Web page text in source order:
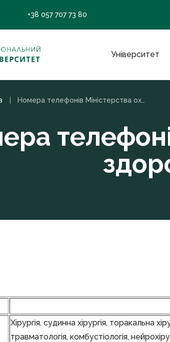
+38 057 707 73 80
Університет
Хірургія, судинна хірургія, торакальна
травматологія, комбустіологія,